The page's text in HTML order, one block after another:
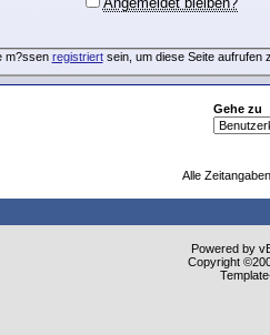
m?ssen registriertsein, um diese Seite aufrufen
Gehe zu
Alle
Powered by
Copyright